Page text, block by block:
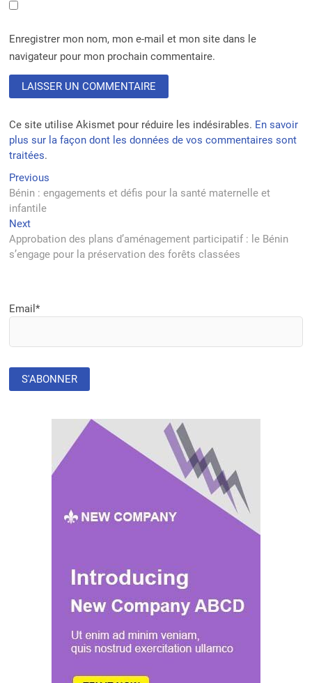
Enregistrer mon nom, mon e-mail et mon site dans le
navigateur pour mon prochain commentaire.
Ce site utilise Akismet pour réduire les indésirables. En savoir
plus sur la façon dont les données de vos commentaires sont
traitées.
Navigation
de
l’article
Previous
post:
Bénin : engagements et défis pour la santé maternelle et
infantile
NextNext
post:
Approbation des plans d’aménagement participatif : le Bénin
s’engage pour la préservation des forêts classées
Email*